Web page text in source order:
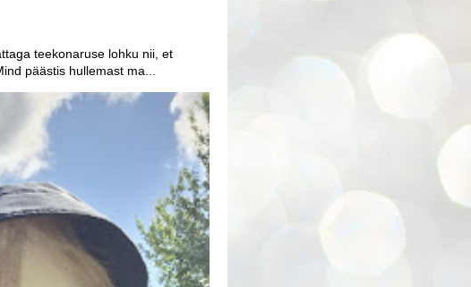
teekonaruse lohku nii, et
päästis hullemast ma...